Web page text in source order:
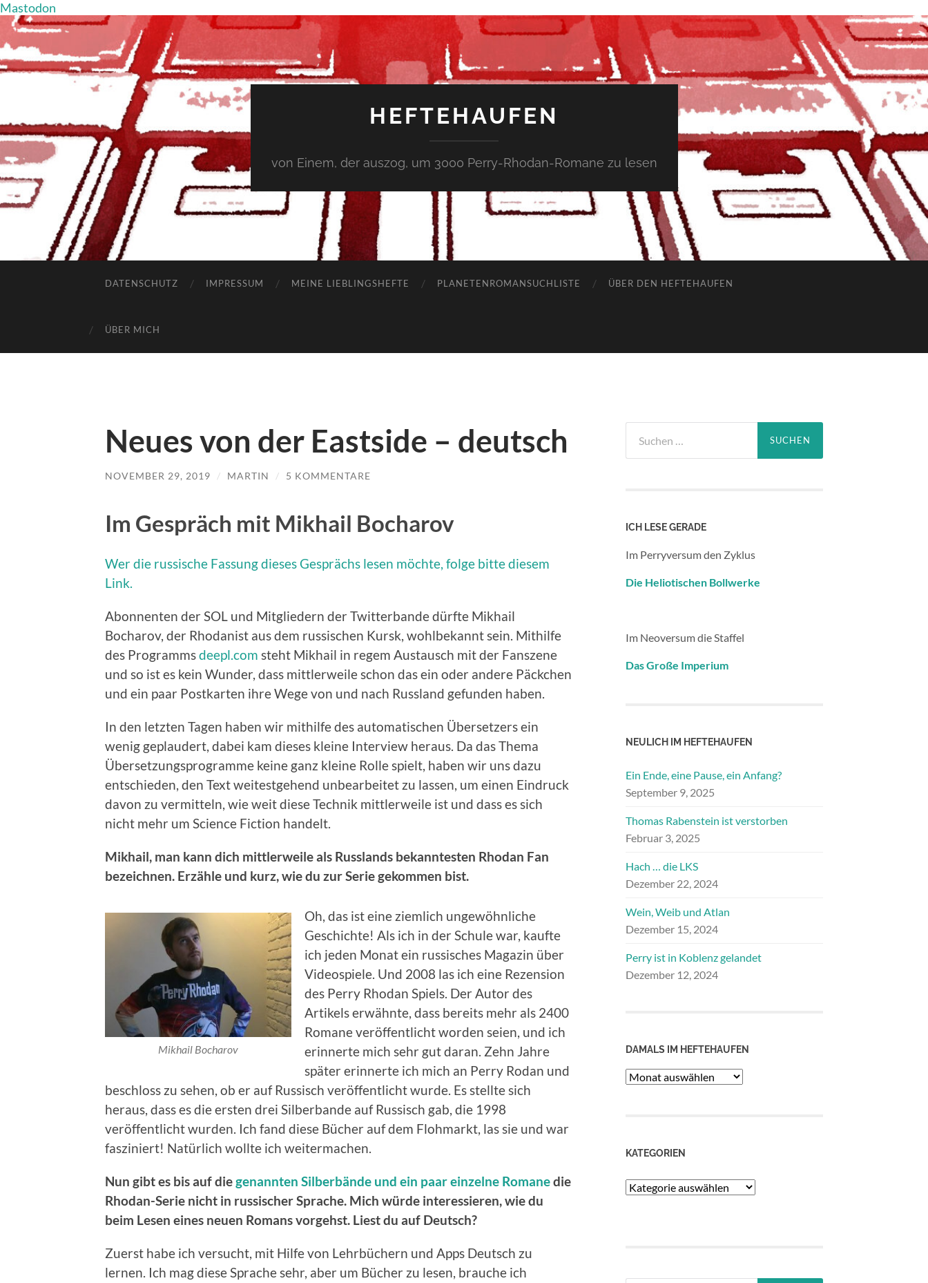
Mastodon
HEFTEHAUFEN
von Einem, der auszog, um 3000 Perry-Rhodan-Romane zu lesen
DATENSCHUTZ IMPRESSUM MEINE LIEBLINGSHEFTE PLANETENROMANSUCHLISTE ÜBER DEN HEFTEHAUFEN
ÜBER MICH
Neues von der Eastside – deutsch
NOVEMBER 29, 2019 / MARTIN / 5 KOMMENTARE
Im Gespräch mit Mikhail Bocharov
Wer die russische Fassung dieses Gesprächs lesen möchte, folge bitte diesem
Link.
Abonnenten der SOL und Mitgliedern der Twitterbande dürfte Mikhail
Bocharov, der Rhodanist aus dem russischen Kursk, wohlbekannt sein. Mithilfe
des Programmsdeepl.com steht Mikhail in regem Austausch mit der Fanszene
und so ist es kein Wunder, dass mittlerweile schon das ein oder andere Päckchen
und ein paar Postkarten ihre Wege von und nach Russland gefunden haben.
In den letzten Tagen haben wir mithilfe des automatischen Übersetzers ein
wenig geplaudert, dabei kam dieses kleine Interview heraus. Da das Thema
Übersetzungsprogramme keine ganz kleine Rolle spielt, haben wir uns dazu
entschieden, den Text weitestgehend unbearbeitet zu lassen, um einen Eindruck
davon zu vermitteln, wie weit diese Technik mittlerweile ist und dass es sich
nicht mehr um Science Fiction handelt.
Mikhail, man kann dich mittlerweile als Russlands bekanntesten Rhodan Fan
bezeichnen. Erzähle und kurz, wie du zur Serie gekommen bist.
Mikhail Bocharov
Oh, das ist eine ziemlich ungewöhnliche
Geschichte! Als ich in der Schule war, kaufte
ich jeden Monat ein russisches Magazin über
Videospiele. Und 2008 las ich eine Rezension
des Perry Rhodan Spiels. Der Autor des
Artikels erwähnte, dass bereits mehr als 2400
Romane veröffentlicht worden seien, und ich
erinnerte mich sehr gut daran. Zehn Jahre
später erinnerte ich mich an Perry Rodan und
beschloss zu sehen, ob er auf Russisch veröffentlicht wurde. Es stellte sich
heraus, dass es die ersten drei Silberbande auf Russisch gab, die 1998
veröffentlicht wurden. Ich fand diese Bücher auf dem Flohmarkt, las sie und war
fasziniert! Natürlich wollte ich weitermachen.
Nun gibt es bis auf diegenannten Silberbände und ein paar einzelne Romanedie
Rhodan-Serie nicht in russischer Sprache. Mich würde interessieren, wie du
beim Lesen eines neuen Romans vorgehst. Liest du auf Deutsch?
Zuerst habe ich versucht, mit Hilfe von Lehrbüchern und Apps Deutsch zu
lernen. Ich mag diese Sprache sehr, aber um Bücher zu lesen, brauche ich
nach:
ICH LESE GERADE
Im Perryversum den Zyklus
Die Heliotischen Bollwerke
Im Neoversum die Staffel
Das Große Imperium
NEULICH IM HEFTEHAUFEN
Ein Ende, eine Pause, ein Anfang?
September 9, 2025
Thomas Rabenstein ist verstorben
Februar 3, 2025
Hach … die LKS
Dezember 22, 2024
Wein, Weib und Atlan
Dezember 15, 2024
Perry ist in Koblenz gelandet
Dezember 12, 2024
DAMALS IM HEFTEHAUFEN
Damals
KATEGORIEN
Kategorien